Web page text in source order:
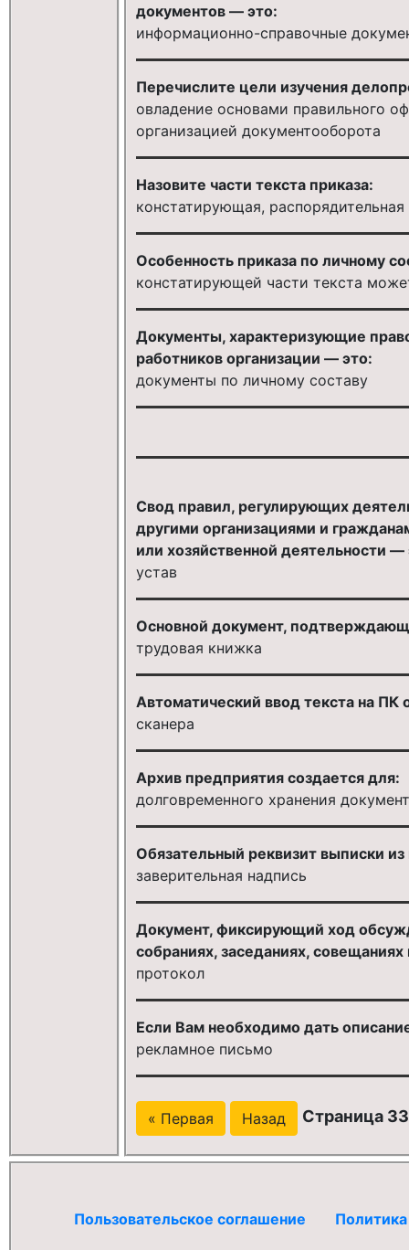
документов — это:
информационно-справочные
Перечислите цели изучения
овладение основами правильного
организацией документооборота
Назовите части текста приказа:
констатирующая, распорядительная
Особенность приказа по личному
констатирующей части текста
Документы, характеризующие
работников организации — это:
документы по личному составу
Свод правил, регулирующих
другими организациями и
или хозяйственной деятельности —
устав
Основной документ,
трудовая книжка
Автоматический ввод текста на
сканера
Архив предприятия создается для:
долговременного хранения
Обязательный реквизит выписки из
заверительная надпись
Документ, фиксирующий ход
собраниях, заседаниях, совещаниях
протокол
Если Вам необходимо дать
рекламное письмо
« Первая Назад Страница
Пользовательское соглашение